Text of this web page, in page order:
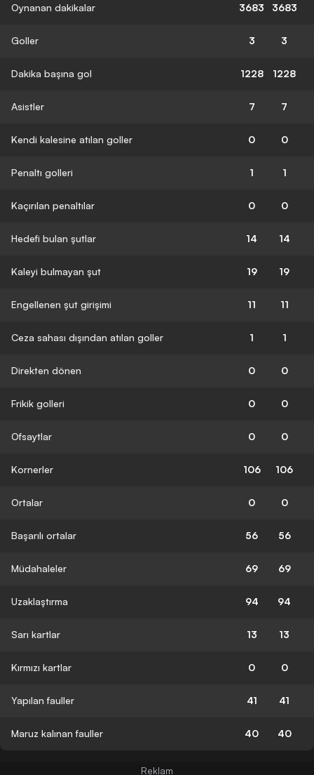
Oynanan dakikalar 3683 3683
Goller 3 3
Dakika başına gol 1228 1228
Asistler 7 7
Kendi kalesine atılan goller 0 0
Penaltı golleri 1 1
Kaçırılan penaltılar 0 0
Hedefi bulan şutlar 14 14
Kaleyi bulmayan şut 19 19
Engellenen şut girişimi 11 11
Ceza sahası dışından atılan goller 1 1
Direkten dönen 0 0
Frikik golleri 0 0
Ofsaytlar 0 0
Kornerler 106 106
Ortalar 0 0
Başarılı ortalar 56 56
Müdahaleler 69 69
Uzaklaştırma 94 94
Sarı kartlar 13 13
Kırmızı kartlar 0 0
Yapılan fauller 41 41
Maruz kalınan fauller 40 40